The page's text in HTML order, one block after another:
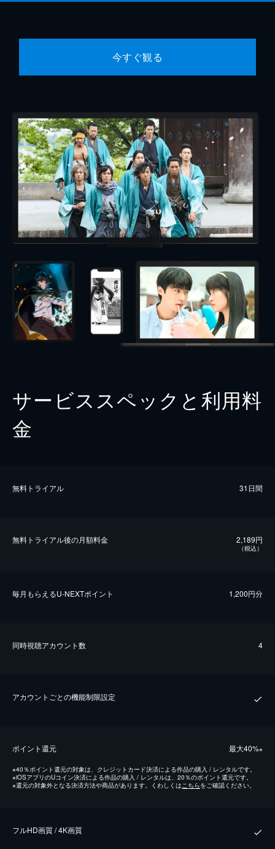
今すぐ観る
サービススペックと利用料
金
無料トライアル 31日間
無料トライアル後の⽉額料金 2,189円
（税込）
毎⽉もらえるU-NEXTポイント 1,200円分
同時視聴アカウント数 4
アカウントごとの機能制限設定
ポイント還元 最⼤40%※
※40％ポイント還元の対象は、クレジットカード決済による作品の購入 / レンタルです。
※iOSアプリのUコイン決済による作品の購入 / レンタルは、20％のポイント還元です。
※還元の対象外となる決済方法や商品があります。くわしくは こちらをご確認ください。
フルHD画質 / 4K画質